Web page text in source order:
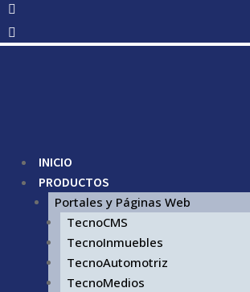
INICIO
PRODUCTOS
Portales y Páginas Web
TecnoCMS
TecnoInmuebles
TecnoAutomotriz
TecnoMedios